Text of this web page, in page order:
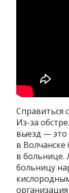
Справиться
Из-за
выезд — это
в Волчанске
в больнице.
больницу